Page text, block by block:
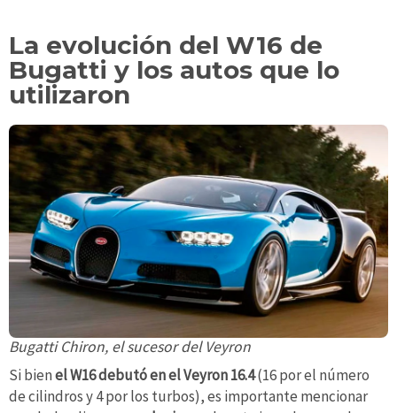
La evolución del W16 de
Bugatti y los autos que lo
utilizaron
Bugatti Chiron, el sucesor del Veyron
Si bienel W16 debutó en el Veyron 16.4(16 por el número
de cilindros y 4 por los turbos), es importante mencionar